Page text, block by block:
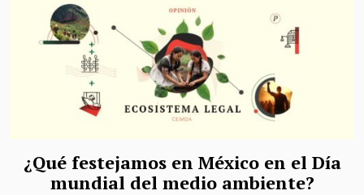
¿Qué festejamos en México en el Día
mundial del medio ambiente?